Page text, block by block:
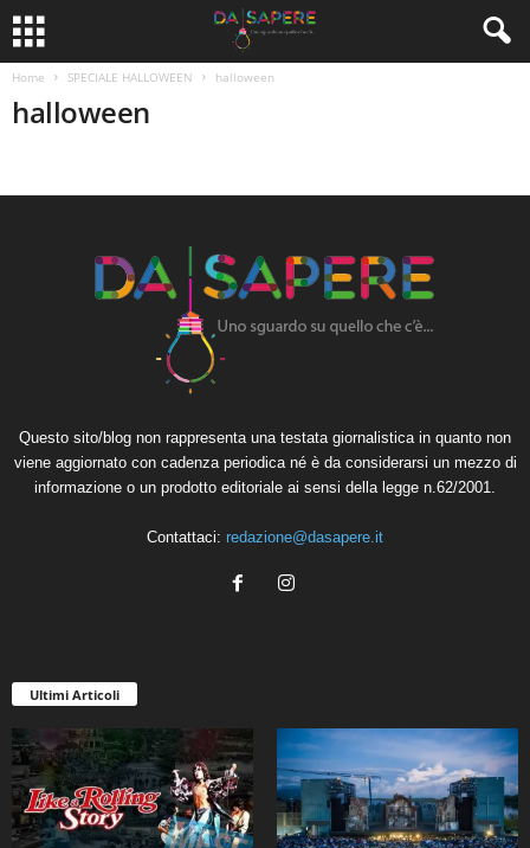
Home SPECIALE HALLOWEEN halloween
halloween
Questo sito/blog non rappresenta una testata giornalistica in quanto non
viene aggiornato con cadenza periodica né è da considerarsi un mezzo di
informazione o un prodotto editoriale ai sensi della legge n.62/2001.
Contattaci: redazione@dasapere.it
Ultimi Articoli